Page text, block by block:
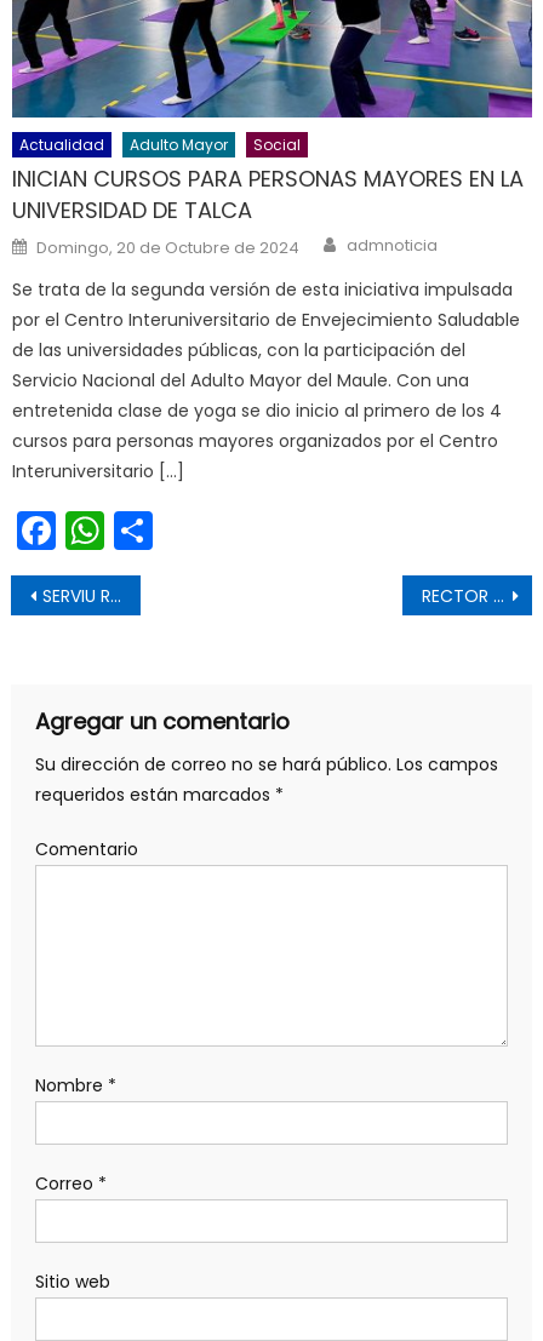
Actualidad Adulto Mayor Social
INICIAN CURSOS PARA PERSONAS MAYORES EN LA
UNIVERSIDAD DE TALCA
Posted on
Domingo, 20 de Octubre de 2024 Author
admnoticia
Se trata de la segunda versión de esta iniciativa impulsada
por el Centro Interuniversitario de Envejecimiento Saludable
de las universidades públicas, con la participación del
Servicio Nacional del Adulto Mayor del Maule. Con una
entretenida clase de yoga se dio inicio al primero de los 4
cursos para personas mayores organizados por el Centro
Interuniversitario […]
Facebook
WhatsApp
Navegación de entradas
SERVIU REGIÓN DEL MAULE RINDIÓ HOMENAJE A FUNCIONARIO POR SUS TRIUNFOS COMO SELECCIONADO NACIONAL PARALÍMPICO RECTOR ANUNCIA CARTA DE NAVEGACIÓN HACIA LA ACREDITACIÓN
Agregar un comentario
Su dirección de correo no se hará público. Los campos
requeridos están marcados *
Comentario
Nombre *
Correo *
Sitio web